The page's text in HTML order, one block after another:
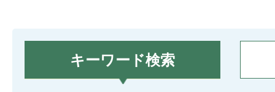
キーワード検索